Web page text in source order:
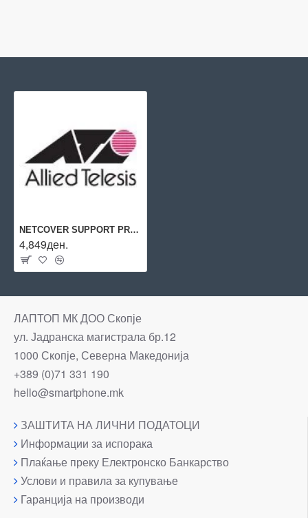
NETCOVER SUPPORT PREMIUM 1Y/AT-FL-X510-01-NCP1 ALLIED
4,849ден.
ЛАПТОП МК ДОО Скопје
ул. Јадранска магистрала бр.12
1000 Скопје, Северна Македонија
+389 (0)71 331 190
hello@smartphone.mk
ЗАШТИТА НА ЛИЧНИ ПОДАТОЦИ
Информации за испорака
Плаќање преку Електронско Банкарство
Услови и правила за купување
Гаранција на производи